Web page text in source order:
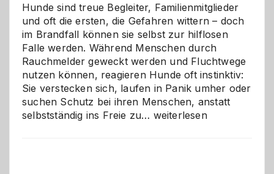
Hunde sind treue Begleiter, Familienmitglieder
und oft die ersten, die Gefahren wittern – doch
im Brandfall können sie selbst zur hilflosen
Falle werden. Während Menschen durch
Rauchmelder geweckt werden und Fluchtwege
nutzen können, reagieren Hunde oft instinktiv:
Sie verstecken sich, laufen in Panik umher oder
suchen Schutz bei ihren Menschen, anstatt
selbstständig ins Freie zu… Wenn
weiterlesen